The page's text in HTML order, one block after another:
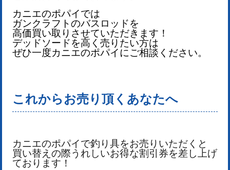
カニエのポパイでは
ガンクラフトのバスロッドを
高価買い取りさせていただきます！
デッドソードを高く売りたい方は
ぜひ一度カニエのポパイにご相談ください。
これからお売り頂くあなたへ
カニエのポパイで釣り具をお売りいただくと
買い替えの際うれしいお得な割引券を差し上げ
ております！